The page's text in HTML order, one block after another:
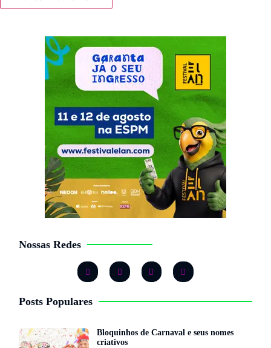
Nossas Redes
Posts Populares
Bloquinhos de Carnaval e seus nomes
criativos